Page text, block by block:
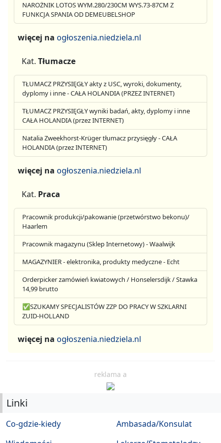
NAROŻNIK LOTOS WYM.280/230CM WYS.73-87CM Z
FUNKCJA SPANIA OD DEMEUBELSHOP
więcej na ogłoszenia.niedziela.nl
Kat. Tłumacze
TŁUMACZ PRZYSIĘGŁY akty z USC, wyroki, dokumenty,
dyplomy i inne - CAŁA HOLANDIA (PRZEZ INTERNET)
TŁUMACZ PRZYSIĘGŁY wyniki badań, akty, dyplomy i inne
CAŁA HOLANDIA (przez INTERNET)
Natalia Zweekhorst-Krüger tłumacz przysięgły - CAŁA
HOLANDIA (przez INTERNET)
więcej na ogłoszenia.niedziela.nl
Kat. Praca
Pracownik produkcji/pakowanie (przetwórstwo bekonu)/
Haarlem
Pracownik magazynu (Sklep Internetowy) - Waalwijk
MAGAZYNIER - elektronika, produkty medyczne - Echt
Orderpicker zamówień kwiatowych / Honselersdijk / Stawka
14,99 brutto
✅SZUKAMY SPECJALISTÓW ZZP DO PRACY W SZKLARNI
ZUID-HOLLAND
więcej na ogłoszenia.niedziela.nl
reklama a
Linki
Co-gdzie-kiedy
Ambasada/Konsulat